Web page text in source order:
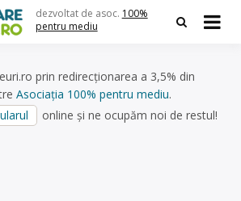
dezvoltat de asoc. 100%
pentru mediu
prin redirecționarea a 3,5% din
Asociația 100% pentru mediu.
online și ne ocupăm noi de restul!